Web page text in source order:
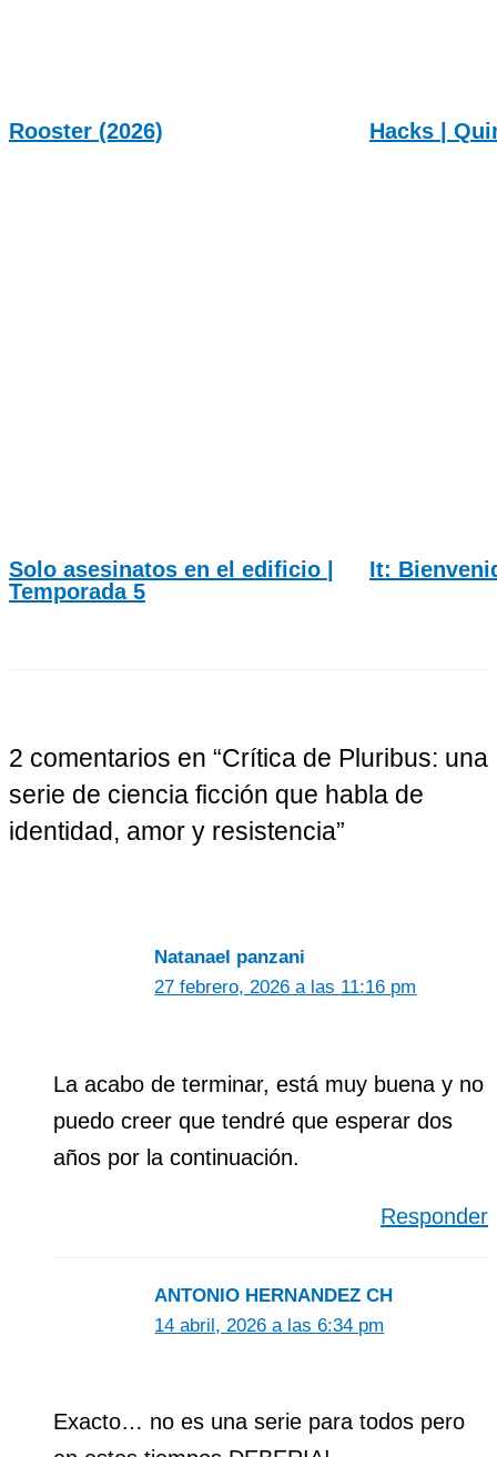
Rooster (2026) Hacks |
Solo asesinatos en el edificio |
Temporada 5
It:
2 comentarios en “Crítica de Pluribus: una
serie de ciencia ficción que habla de
identidad, amor y resistencia”
Natanael panzani
27 febrero, 2026 a las 11:16 pm
La acabo de terminar, está muy buena y no
puedo creer que tendré que esperar dos
años por la continuación.
Responder
ANTONIO HERNANDEZ CH
14 abril, 2026 a las 6:34 pm
Exacto… no es una serie para todos pero